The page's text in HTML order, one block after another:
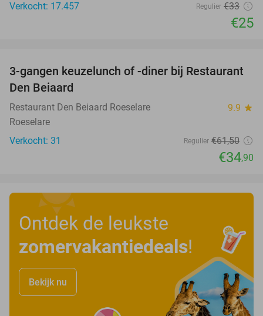
Verkocht: 17.457
Regulier €33
€25
43%
3-gangen keuzelunch of -diner bij Restaurant
Den Beiaard
Restaurant Den Beiaard Roeselare 9.9 star
Roeselare
Verkocht: 31
Regulier €61,50
€34,90
Ontdek de leukste
zomervakantiedeals!
Bekijk nu